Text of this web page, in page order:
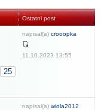
Ostatni post
25
napisał(a) crooopka
11.10.2023 13:55
napisał(a) wiola2012